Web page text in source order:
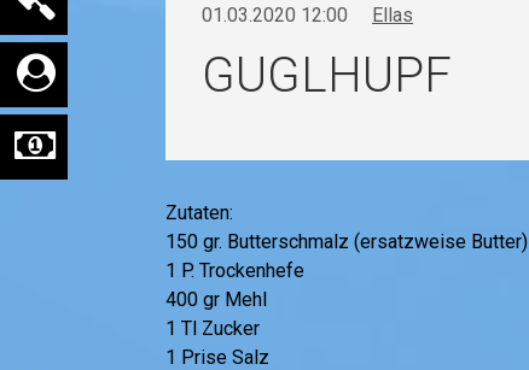
01.03.2020 12:00 Ellas
GUGLHUPF
Zutaten:
150 gr. Butterschmalz (ersatzweise Butter)
1 P. Trockenhefe
400 gr Mehl
1 Tl Zucker
1 Prise Salz